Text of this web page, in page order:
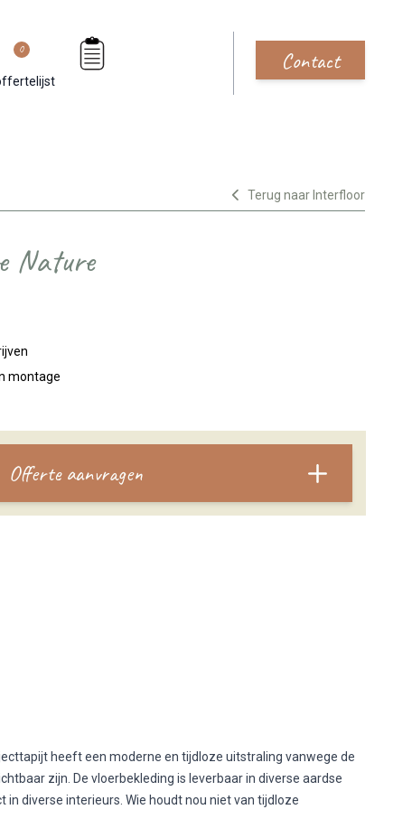
0 Contact
Terug naar Interfloor
Nature
montage
Offerte aanvragen
heeft een moderne en tijdloze uitstraling vanwege de
zijn. De vloerbekleding is leverbaar in diverse aardse
in diverse interieurs. Wie houdt nou niet van tijdloze